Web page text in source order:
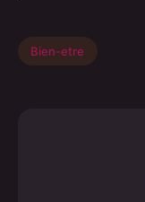
Bien-etre